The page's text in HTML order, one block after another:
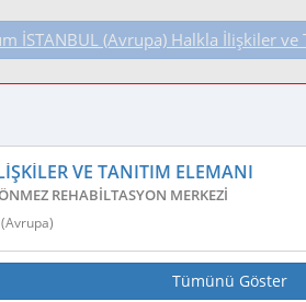
İSTANBUL (Avrupa) Halkla İlişkiler ve
VE TANITIM ELEMANI
REHABILTASYON MERKEZI
Tümünü Göster